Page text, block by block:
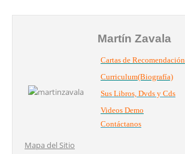
Martín Zavala
Cartas de Recomendación
Curriculum(Biografía)
Sus Libros, Dvds y Cds
Videos Demo
Contáctanos
Mapa del Sitio